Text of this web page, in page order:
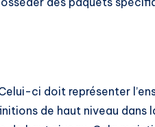
ci doit représenter
de haut niveau dans